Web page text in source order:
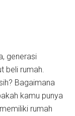
generasi
beli rumah.
Bagaimana
kamu punya
rumah